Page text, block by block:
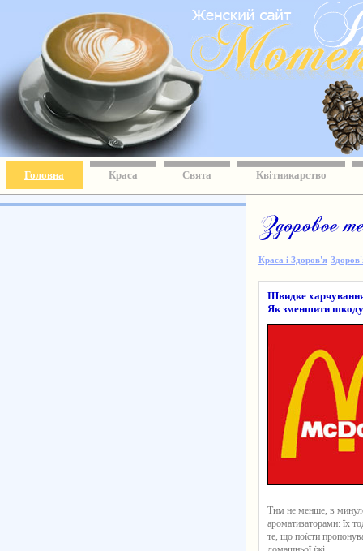
Головна Краса Свята Квітникарство
Краса і Здоров'я
Швидке
Як зменшити
Тим не менше, в
ароматизаторами: їх
те, що поїсти